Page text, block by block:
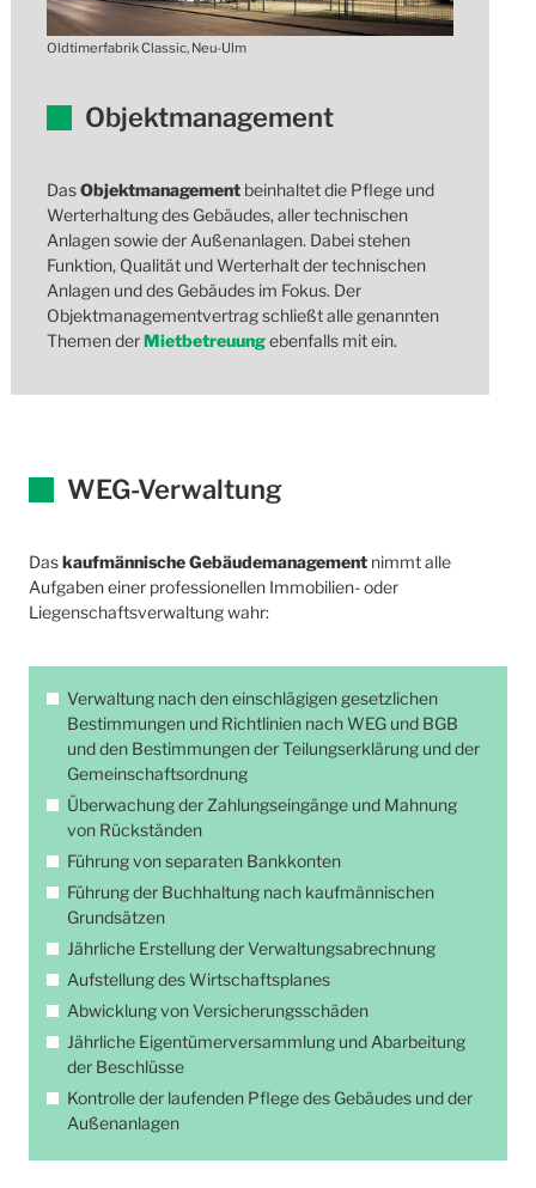
Oldtimerfabrik Classic, Neu-Ulm
Objektmanagement
DasObjektmanagement beinhaltet die Pflege und
Werterhaltung des Gebäudes, aller technischen
Anlagen sowie der Außenanlagen. Dabei stehen
Funktion, Qualität und Werterhalt der technischen
Anlagen und des Gebäudes im Fokus. Der
Objektmanagementvertrag schließt alle genannten
Themen derMietbetreuungebenfalls mit ein.
WEG-Verwaltung
Daskaufmännische Gebäudemanagement nimmt alle
Aufgaben einer professionellen Immobilien- oder
Liegenschaftsverwaltung wahr:
Verwaltung nach den einschlägigen gesetzlichen
Bestimmungen und Richtlinien nach WEG und BGB
und den Bestimmungen der Teilungserklärung und der
Gemeinschaftsordnung
Überwachung der Zahlungseingänge und Mahnung
von Rückständen
Führung von separaten Bankkonten
Führung der Buchhaltung nach kaufmännischen
Grundsätzen
Jährliche Erstellung der Verwaltungsabrechnung
Aufstellung des Wirtschaftsplanes
Abwicklung von Versicherungsschäden
Jährliche Eigentümerversammlung und Abarbeitung
der Beschlüsse
Kontrolle der laufenden Pflege des Gebäudes und der
Außenanlagen